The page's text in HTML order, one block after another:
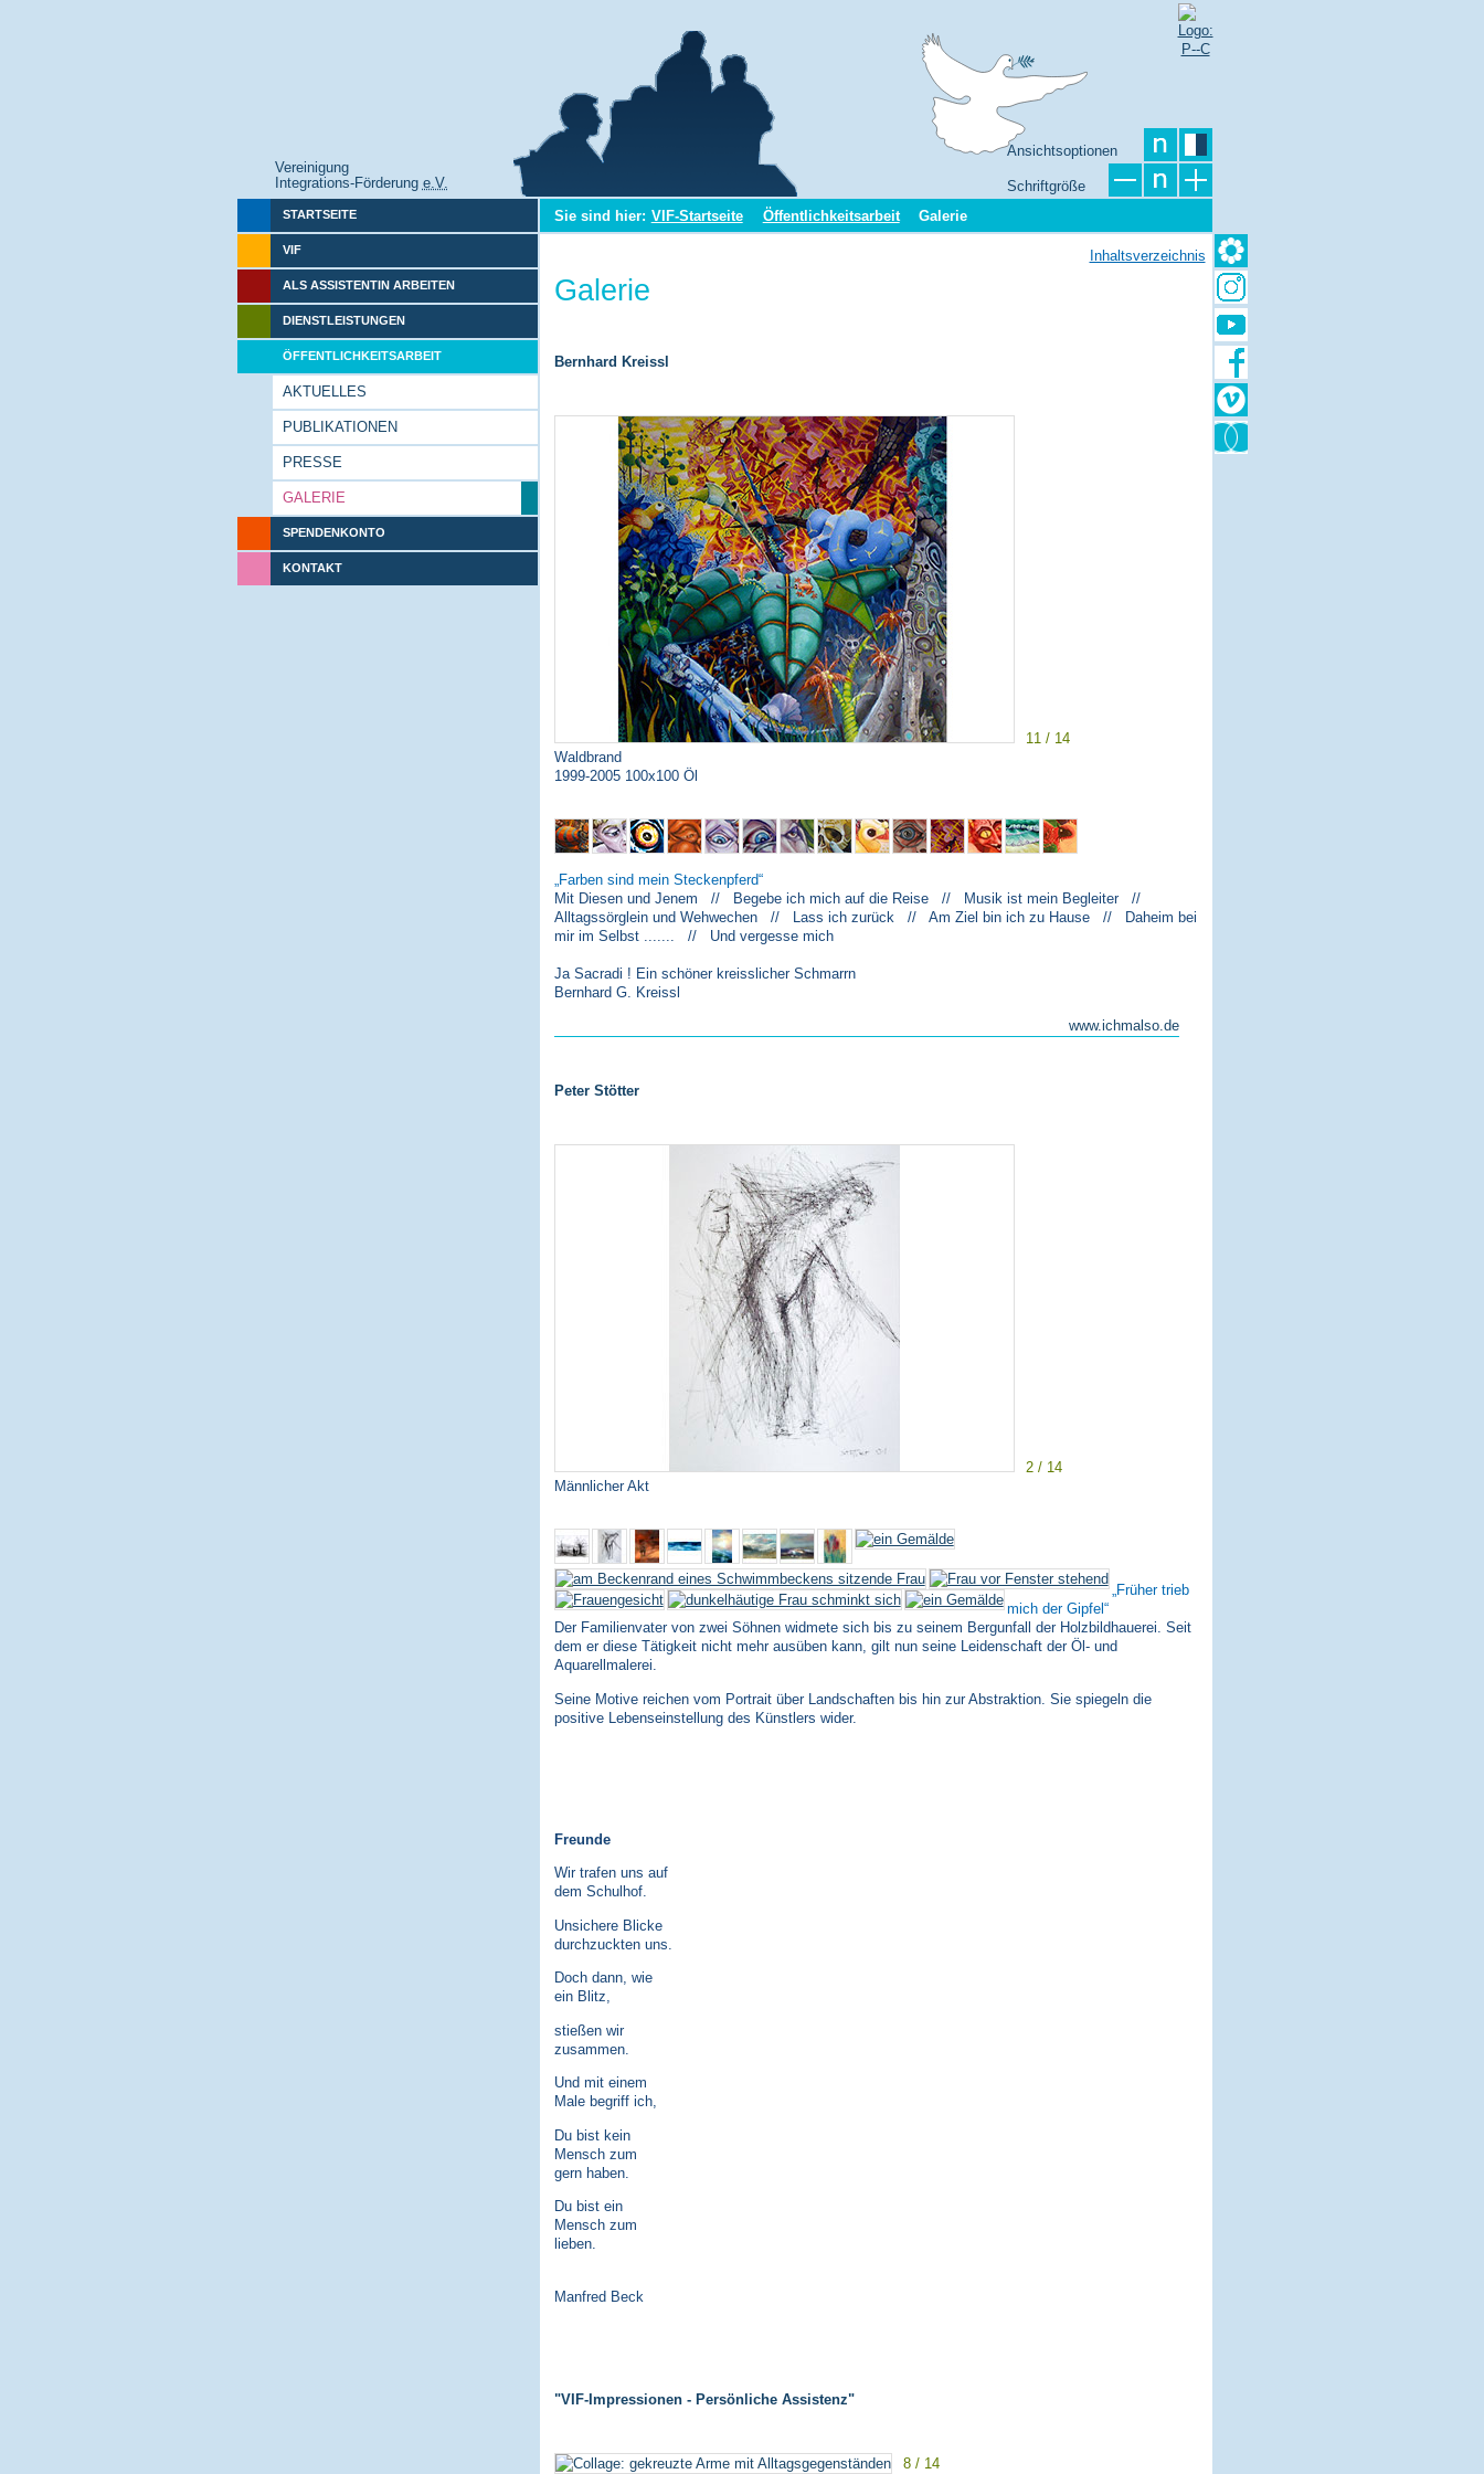
Vereinigung
Integrations-Förderung e.V.
Ansichtsoptionen
Schriftgröße
STARTSEITE
VIF
ALS ASSISTENTIN ARBEITEN
DIENSTLEISTUNGEN
ÖFFENTLICHKEITSARBEIT
AKTUELLES
PUBLIKATIONEN
PRESSE
GALERIE
SPENDENKONTO
KONTAKT
Sie sind hier: VIF-Startseite Öffentlichkeitsarbeit Galerie
Inhaltsverzeichnis
Galerie
Bernhard Kreissl
11 / 14
Waldbrand
1999-2005 100x100 Öl
Farben sind mein Steckenpferd
Mit Diesen und Jenem // Begebe ich mich auf die Reise // Musik ist mein Begleiter //
Alltagssörglein und Wehwechen // Lass ich zurück // Am Ziel bin ich zu Hause // Daheim bei
mir im Selbst ....... // Und vergesse mich
Ja Sacradi ! Ein schöner kreisslicher Schmarrn
Bernhard G. Kreissl
www.ichmalso.de
Peter Stötter
2 / 14
Männlicher Akt
Früher trieb
mich der Gipfel
Der Familienvater von zwei Söhnen widmete sich bis zu seinem Bergunfall der Holzbildhauerei. Seit
dem er diese Tätigkeit nicht mehr ausüben kann, gilt nun seine Leidenschaft der Öl- und
Aquarellmalerei.
Seine Motive reichen vom Portrait über Landschaften bis hin zur Abstraktion. Sie spiegeln die
positive Lebenseinstellung des Künstlers wider.
Freunde
Wir trafen uns auf
dem Schulhof.
Unsichere Blicke
durchzuckten uns.
Doch dann, wie
ein Blitz,
stießen wir
zusammen.
Und mit einem
Male begriff ich,
Du bist kein
Mensch zum
gern haben.
Du bist ein
Mensch zum
lieben.
Manfred Beck
"VIF-Impressionen - Persönliche Assistenz"
8 / 14